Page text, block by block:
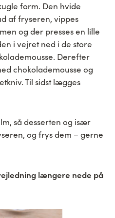
form. Den hvide
af fryseren, vippes
og der presses en lille
i vejret ned i de store
Derefter
chokolademousse og
Til sidst lægges
så desserten og især
og frys dem – gerne
længere nede på